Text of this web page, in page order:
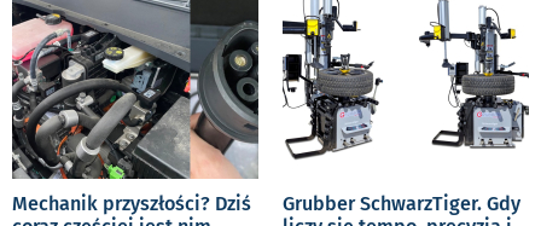
Mechanik przyszłości? Dziś
Grubber SchwarzTiger. Gdy